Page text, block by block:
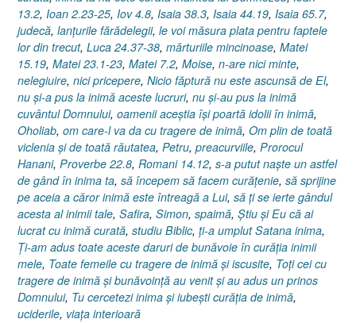
13.2, Ioan 2.23-25, Iov 4.8, Isaia 38.3, Isaia 44.19, Isaia 65.7,
judecă, lanţurile fărădelegii, le voi măsura plata pentru faptele
lor din trecut, Luca 24.37-38, mărturiile mincinoase, Matei
15.19, Matei 23.1-23, Matei 7.2, Moise, n-are nici minte,
nelegiuire, nici pricepere, Nicio făptură nu este ascunsă de El,
nu şi-a pus la inimă aceste lucruri, nu şi-au pus la inimă
cuvântul Domnului, oamenii aceştia îşi poartă idolii în inimă,
Oholiab, om care-l va da cu tragere de inimă, Om plin de toată
viclenia şi de toată răutatea, Petru, preacurviile, Prorocul
Hanani, Proverbe 22.8, Romani 14.12, s-a putut naşte un astfel
de gând în inima ta, să începem să facem curăţenie, să sprijine
pe aceia a căror inimă este întreagă a Lui, să ţi se ierte gândul
acesta al inimii tale, Safira, Simon, spaimă, Ştiu şi Eu că ai
lucrat cu inimă curată, studiu Biblic, ţi-a umplut Satana inima,
Ţi-am adus toate aceste daruri de bunăvoie în curăţia inimii
mele, Toate femeile cu tragere de inimă şi iscusite, Toţi cei cu
tragere de inimă şi bunăvoinţă au venit şi au adus un prinos
Domnului, Tu cercetezi inima şi iubeşti curăţia de inimă,
uciderile, viaţa interioară